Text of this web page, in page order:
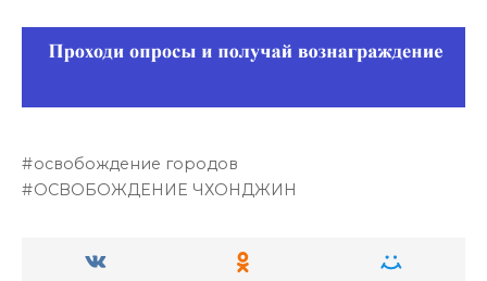
освобождение городов
ОСВОБОЖДЕНИЕ ЧХОНДЖИН